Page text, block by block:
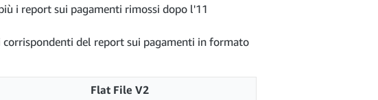
i report sui pagamenti rimossi dopo l'11
del report sui pagamenti in formato
Flat File V2